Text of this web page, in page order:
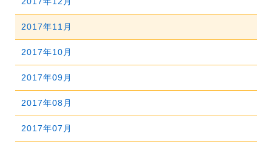
2025年02月
2025年01月
2023年04月
2023年03月
2023年02月
2023年01月
2022年05月
2022年04月
2022年03月
2022年02月
2022年01月
2021年07月
2021年06月
2021年05月
2021年04月
2021年03月
2021年02月
2020年08月
2020年07月
2020年06月
2020年05月
2020年04月
2020年03月
2019年09月
2019年08月
2019年07月
2019年06月
2019年05月
2019年04月
2017年11月
2017年10月
2017年09月
2017年08月
2017年07月